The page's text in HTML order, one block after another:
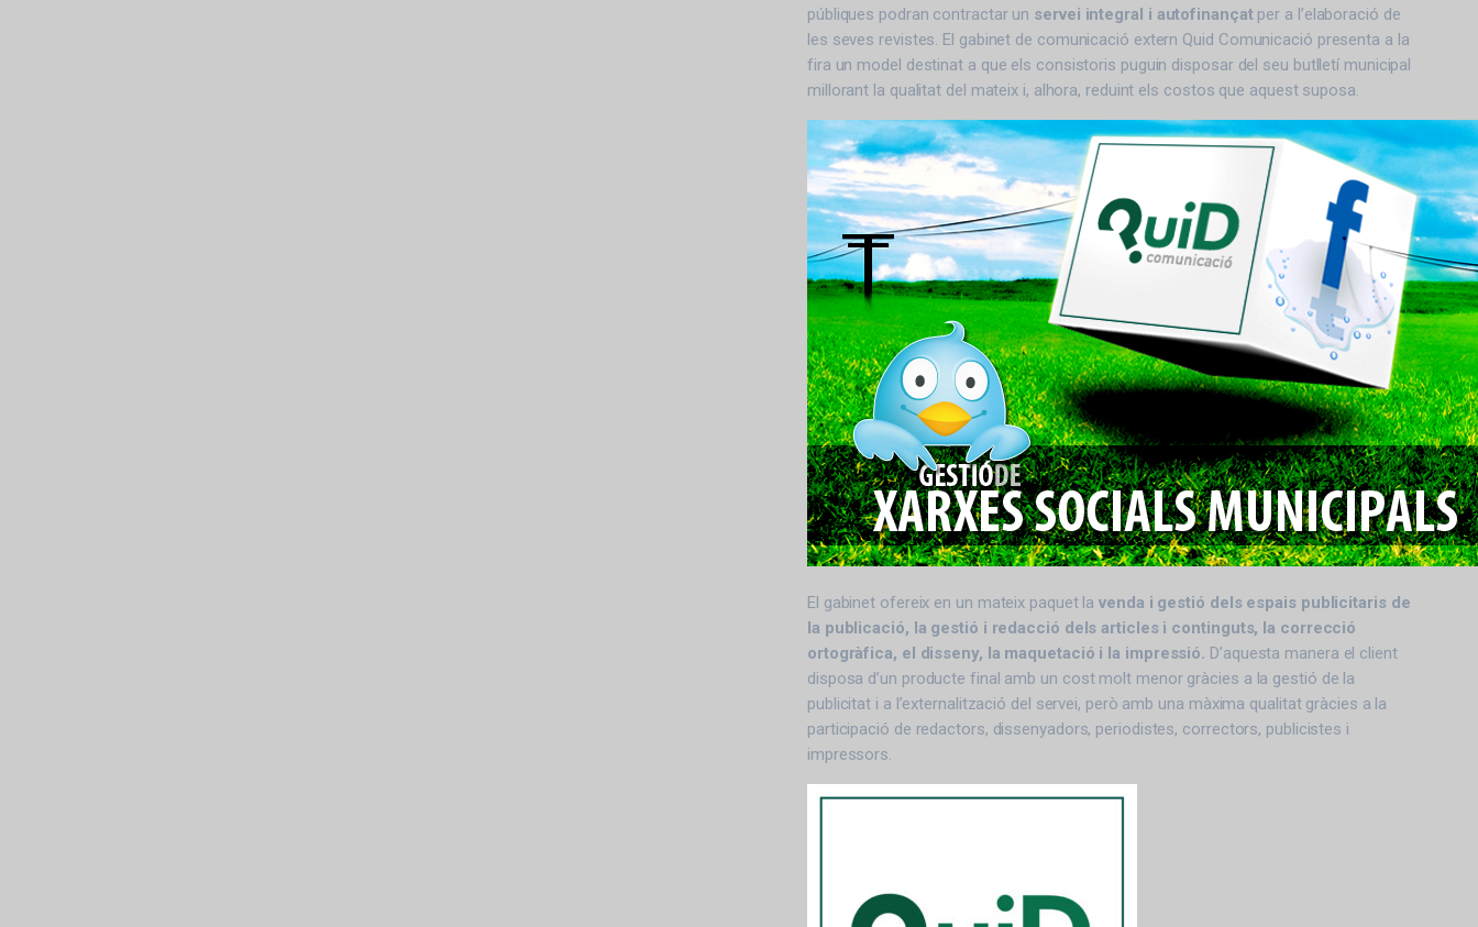
públiques podran contractar un servei integral i autofinançatper a l’elaboració de
les seves revistes. El gabinet de comunicació extern Quid Comunicació presenta a la
fira un model destinat a que els consistoris puguin disposar del seu butlletí municipal
millorant la qualitat del mateix i, alhora, reduint els costos que aquest suposa.
El gabinet ofereix en un mateix paquet lavenda i gestió dels espais publicitaris de
la publicació, la gestió i redacció dels articles i continguts, la correcció
ortogràfica, el disseny, la maquetació i la impressió. D’aquesta manera el client
disposa d’un producte final amb un cost molt menor gràcies a la gestió de la
publicitat i a l’externalització del servei, però amb una màxima qualitat gràcies a la
participació de redactors, dissenyadors, periodistes, correctors, publicistes i
impressors.